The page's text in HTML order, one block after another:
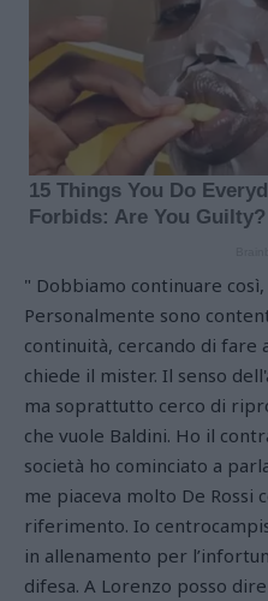
" Dobbiamo continuare
Personalmente sono
continuità, cercando di fare
chiede il mister. Il senso
ma soprattutto cerco di
che vuole Baldini. Ho il
società ho cominciato a
me piaceva molto De Rossi
riferimento. Io
in allenamento per
difesa. A Lorenzo posso